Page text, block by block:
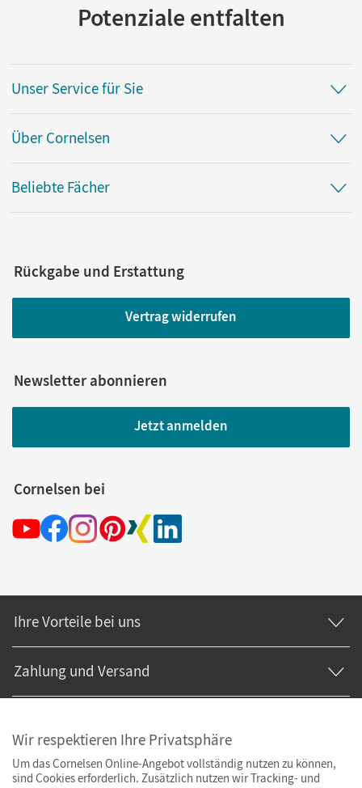
Potenziale entfalten
Unser Service für Sie
Über Cornelsen
Beliebte Fächer
Rückgabe und Erstattung
Vertrag widerrufen
Newsletter abonnieren
Jetzt anmelden
Cornelsen bei
Ihre Vorteile bei uns
Zahlung und Versand
Wir respektieren Ihre Privatsphäre
Um das Cornelsen Online-Angebot vollständig nutzen zu können,
sind Cookies erforderlich. Zusätzlich nutzen wir Tracking- und